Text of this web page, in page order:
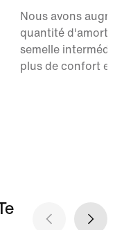
Nous avons
quantité d'amorti
semelle
plus de confort et